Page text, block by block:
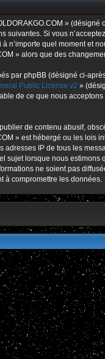
»
suivantes. Si vous
n’importe quel moment et
» alors que des
par phpBB (désigné ci-
Public License v2 »
de ce que nous
de contenu abusif,
» est hébergé ou les lois
adresses IP de tous les
sujet lorsque nous
ne soient pas
à compromettre les données.